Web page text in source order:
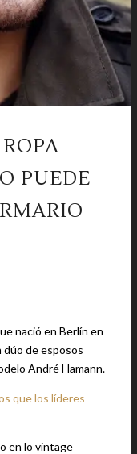
PUEDE
nació en Berlín en
dúo de esposos
André Hamann.
que los líderes
en lo vintage